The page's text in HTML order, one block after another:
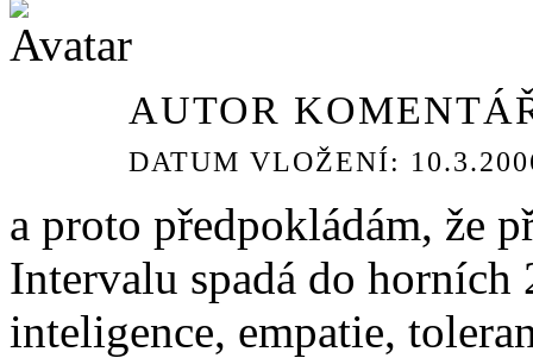
AUTOR
DATUM VLOŽENÍ:
a proto předpokládám, že
Intervalu spadá do
inteligence, empatie,